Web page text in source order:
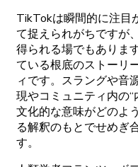
TikTokは瞬間的に注目
て捉えられがちですが、
得られる場でもあります
ている根底のストーリー
ィです。 スラングや音
現やコミュニティ内の“
文化的な意味がどのよ
る解釈のもとでせめぎ
す。